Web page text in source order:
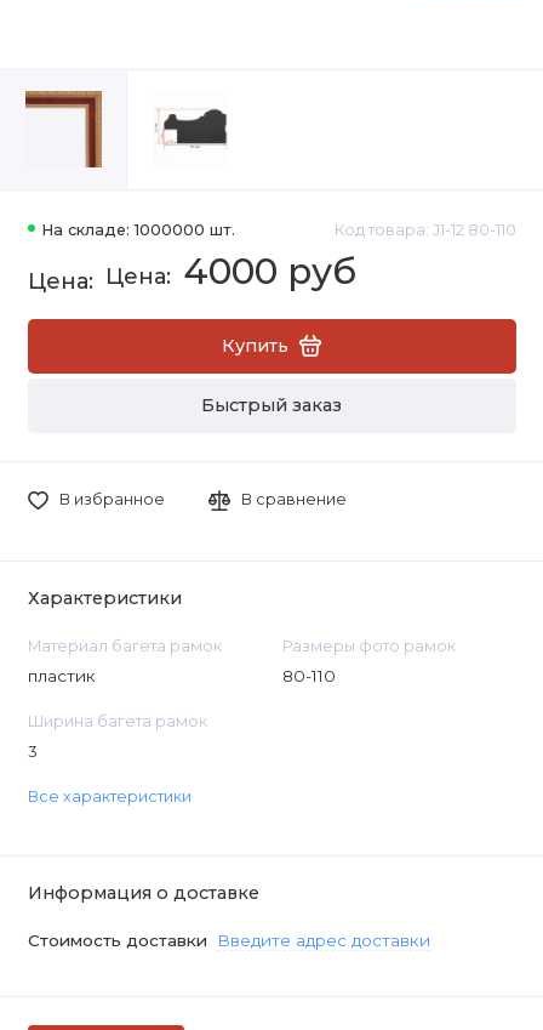
На складе: 1000000 шт. Код товара: J1-12 80-110
4000 руб
Купить
Быстрый заказ
В избранное В сравнение
Характеристики
Материал багета рамок
пластик
Размеры фото рамок
80-110
Ширина багета рамок
3
Все характеристики
Информация о доставке
Стоимость доставки Введите адрес доставки